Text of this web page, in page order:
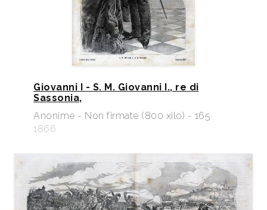
Giovanni I - S. M. Giovanni I., re di
Sassonia,
Anonime - Non firmate (800 xilo) - 165
1866